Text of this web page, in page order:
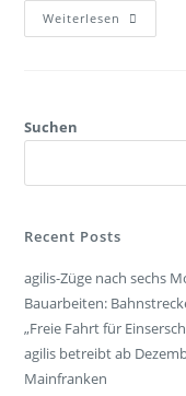
Weiterlesen
Suchen
Recent Posts
agilis-Züge nach sechs
Bauarbeiten:
„Freie Fahrt für
agilis betreibt ab
Mainfranken